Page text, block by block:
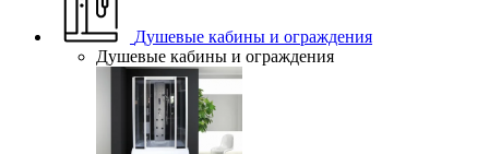
Душевые кабины и ограждения
Душевые кабины и ограждения